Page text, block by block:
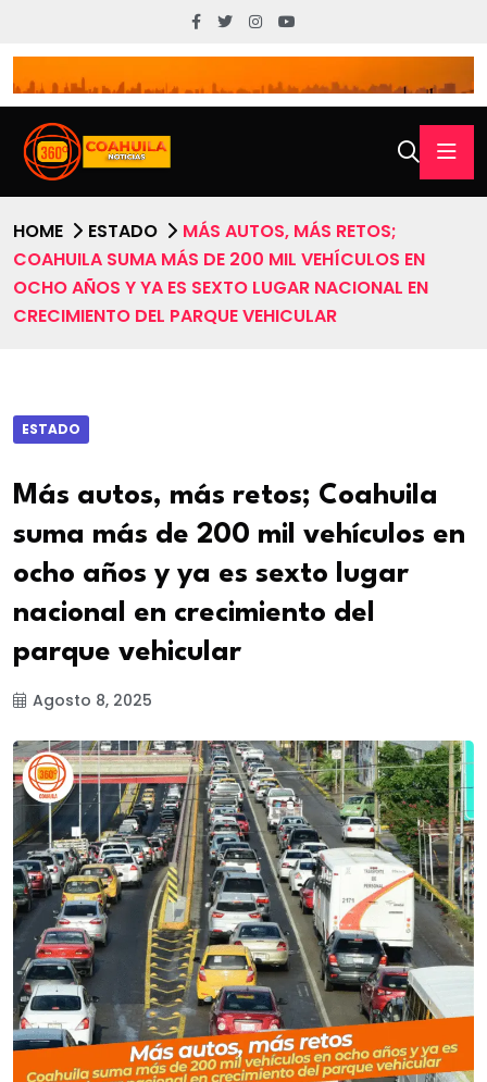
HOME ESTADO
MÁS AUTOS, MÁS RETOS;
COAHUILA SUMA MÁS DE 200 MIL VEHÍCULOS EN
OCHO AÑOS Y YA ES SEXTO LUGAR NACIONAL EN
CRECIMIENTO DEL PARQUE VEHICULAR
ESTADO
Más autos, más retos; Coahuila
suma más de 200 mil vehículos en
ocho años y ya es sexto lugar
nacional en crecimiento del
parque vehicular
Agosto 8, 2025